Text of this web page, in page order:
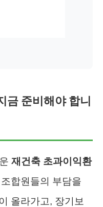
금 준비해야 합니
재건축 초과이익환
합원들의 부담을
올라가고, 장기보